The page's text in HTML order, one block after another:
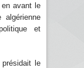
avant le
algérienne
et
le